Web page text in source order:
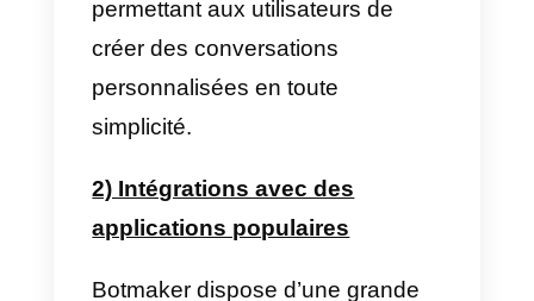
améliorer leur productivité et à
automatiser leurs processus
commerciaux. Ainsi que sa
Quelles sont les